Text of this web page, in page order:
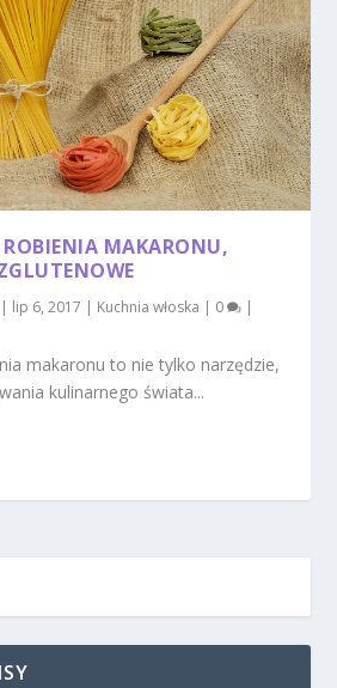
MAKARONU,
| lip 6, 2017 | Kuchnia włoska | 0 |
makaronu to nie tylko narzędzie,
kulinarnego świata...